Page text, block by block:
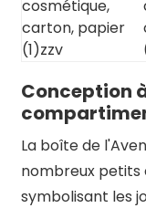
Conception
La boîte de
nombreux
symbolisant les